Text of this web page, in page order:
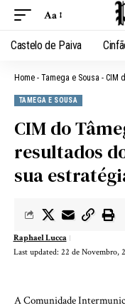
Aa
Castelo de Paiva
Home - Tamega e Sousa - CIM do
TAMEGA E SOUSA
CIM do
resultados
sua
Last updated: 22 de Novembro,
Raphael Lucca
A Comunidade